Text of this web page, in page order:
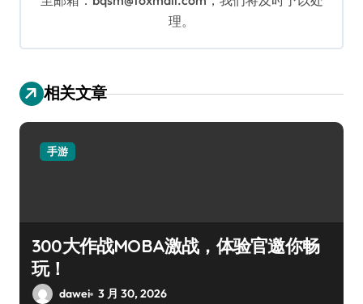
理。
相关文章
手游
300大作战MOBA激战，体验官邀你畅
玩！
dawei 3 月 30, 2026